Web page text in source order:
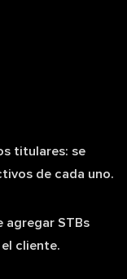
titulares: se
de cada uno.
agregar STBs
cliente.